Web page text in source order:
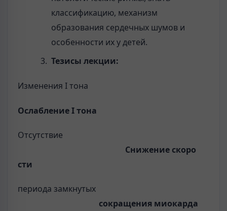
классификацию, механизм
образования сердечных шумов и
особенности их у детей.
Тезисы лекции:
Изменения I тона
ОслаблениеIтона
Отсутствие
Снижение скоро­
сти
периода замкнутых
сокращения миокарда